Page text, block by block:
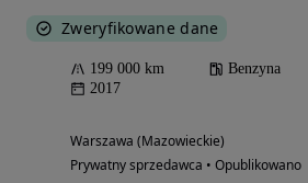
Zweryfikowane dane
199 000 km Benzyna
2017
Warszawa (Mazowieckie)
Prywatny sprzedawca • Opublikowano